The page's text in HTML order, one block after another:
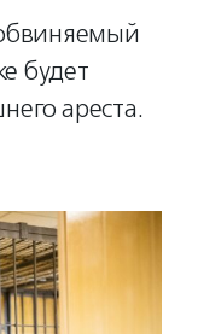
будет
ареста.